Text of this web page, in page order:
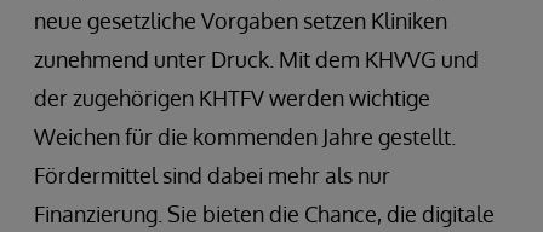
neue gesetzliche Vorgaben setzen Kliniken
zunehmend unter Druck. Mit dem KHVVG und
der zugehörigen KHTFV werden wichtige
Weichen für die kommenden Jahre gestellt.
Fördermittel sind dabei mehr als nur
Finanzierung. Sie bieten die Chance, die digitale